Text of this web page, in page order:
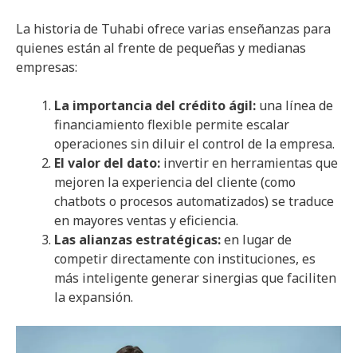
La historia de Tuhabi ofrece varias enseñanzas para
quienes están al frente de pequeñas y medianas
empresas:
La importancia del crédito ágil: una línea de
financiamiento flexible permite escalar
operaciones sin diluir el control de la empresa.
El valor del dato: invertir en herramientas que
mejoren la experiencia del cliente (como
chatbots o procesos automatizados) se traduce
en mayores ventas y eficiencia.
Las alianzas estratégicas:en lugar de
competir directamente con instituciones, es
más inteligente generar sinergias que faciliten
la expansión.